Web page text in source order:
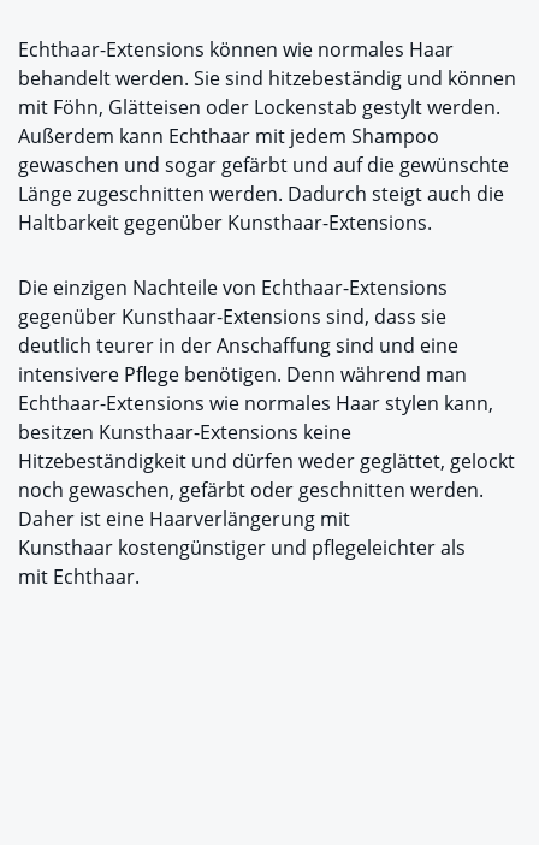
Echthaar-Extensions können wie normales Haar
behandelt werden. Sie sind hitzebeständig und können
mit Föhn, Glätteisen oder Lockenstab gestylt werden.
Außerdem kann Echthaar mit jedem Shampoo
gewaschen und sogar gefärbt und auf die gewünschte
Länge zugeschnitten werden. Dadurch steigt auch die
Haltbarkeit gegenüber Kunsthaar-Extensions.
Die einzigen Nachteile von Echthaar-Extensions
gegenüber Kunsthaar-Extensions sind, dass sie
deutlich teurer in der Anschaffung sind und eine
intensivere Pflege benötigen. Denn während man
Echthaar-Extensions wie normales Haar stylen kann,
besitzen Kunsthaar-Extensions keine
Hitzebeständigkeit und dürfen weder geglättet, gelockt
noch gewaschen, gefärbt oder geschnitten werden.
Daher ist eine Haarverlängerung mit
Kunsthaar kostengünstiger und pflegeleichter als
mit Echthaar.